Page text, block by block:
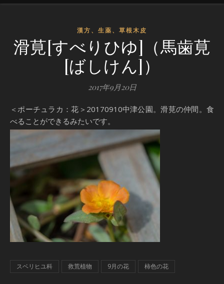
漢方、生薬、草根木皮
滑莧[すべりひゆ]（馬歯莧
[ばしけん]）
2017年9月20日
＜ポーチュラカ：花＞20170910中津公園。滑莧の仲間。食
べることができるみたいです。
スベリヒユ科 救荒植物 9月の花 柿色の花